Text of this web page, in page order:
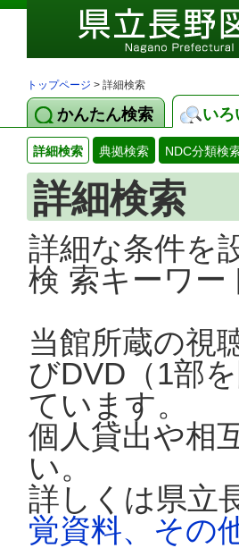
トップページ > 詳細検索
かんたん検索 いろ
詳細検索 典拠検索 NDC分類検
詳細検索
詳細な条件を
検 索キーワー
当館所蔵の視
びDVD（1部
ています。
個人貸出や相
い。
詳しくは県立
覚資料、その